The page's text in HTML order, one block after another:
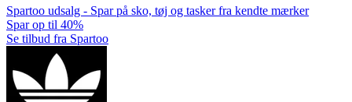
Spartoo udsalg - Spar på sko, tøj og tasker fra kendte mærker
Spar op til 40%
Se tilbud fra Spartoo